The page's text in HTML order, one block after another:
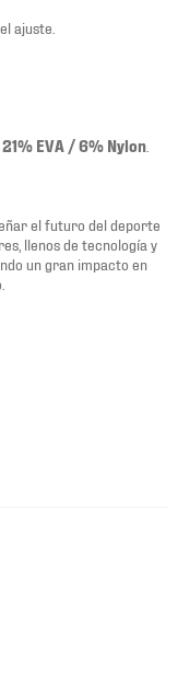
ajuste.
EVA / 6% Nylon
el futuro del deporte
llenos de tecnología y
un gran impacto en